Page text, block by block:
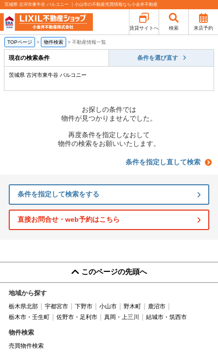
茨城県 古河市東牛谷 バルコニー ｜小山市の不動産売買情報なら小金井不動産
賃貸サイトへ 検索 来店予約
TOPページ > 物件検索 > 不動産情報一覧
現在の検索条件 条件を選び直す
茨城県 古河市東牛谷 バルコニー
お探しの条件では
物件が見つかりませんでした。
再度条件を指定しなおして
物件の検索をお願いいたします。
条件を指定し直して検索
条件を指定して検索をする
直接お問合せ・web予約はこちら
このページの先頭へ
地域から探す
栃木県北部 宇都宮市 下野市 小山市 野木町
鹿沼市
栃木市・壬生町
佐野市・足利市 真岡・上三川 結城市・筑西市
物件検索
売買物件検索